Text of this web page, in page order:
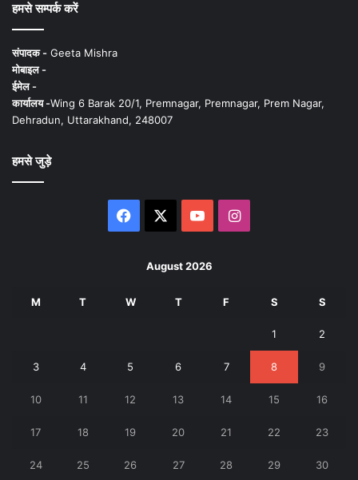
हमसे सम्पर्क करें
संपादक - Geeta Mishra
मोबाइल -
ईमेल -
कार्यालय -Wing 6 Barak 20/1, Premnagar, Premnagar, Prem Nagar,
Dehradun, Uttarakhand, 248007
हमसे जुड़े
Facebook YouTubeInstagram
August 2026
M T W T F S S
1 2
3 4 5 6 7 8 9
10 11 12 13 14 15 16
17 18 19 20 21 22 23
24 25 26 27 28 29 30